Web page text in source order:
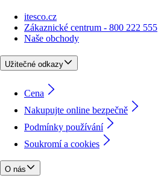
itesco.cz
Zákaznické centrum - 800 222 555
Naše obchody
Užitečné odkazy
Cena
Nakupujte online bezpečně
Podmínky používání
Soukromí a cookies
O nás